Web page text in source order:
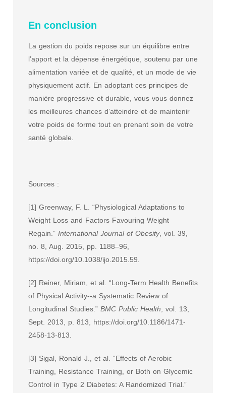
En conclusion
La gestion du poids repose sur un équilibre entre
l’apport et la dépense énergétique, soutenu par une
alimentation variée et de qualité, et un mode de vie
physiquement actif. En adoptant ces principes de
manière progressive et durable, vous vous donnez
les meilleures chances d’atteindre et de maintenir
votre poids de forme tout en prenant soin de votre
santé globale.
Sources :
[1] Greenway, F. L. “Physiological Adaptations to
Weight Loss and Factors Favouring Weight
Regain.” International Journal of Obesity, vol. 39,
no. 8, Aug. 2015, pp. 1188–96,
https://doi.org/10.1038/ijo.2015.59.
[2] Reiner, Miriam, et al. “Long-Term Health Benefits
of Physical Activity--a Systematic Review of
Longitudinal Studies.” BMC Public Health , vol. 13,
Sept. 2013, p. 813, https://doi.org/10.1186/1471-
2458-13-813.
[3] Sigal, Ronald J., et al. “Effects of Aerobic
Training, Resistance Training, or Both on Glycemic
Control in Type 2 Diabetes: A Randomized Trial.”